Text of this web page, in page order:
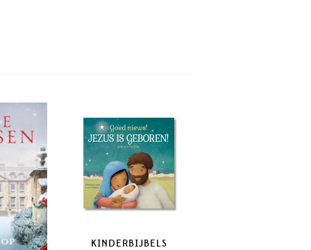
KINDERBIJBELS